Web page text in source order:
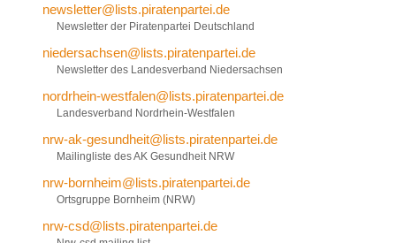
newsletter@lists.piratenpartei.de
Newsletter der Piratenpartei Deutschland
niedersachsen@lists.piratenpartei.de
Newsletter des Landesverband Niedersachsen
nordrhein-westfalen@lists.piratenpartei.de
Landesverband Nordrhein-Westfalen
nrw-ak-gesundheit@lists.piratenpartei.de
Mailingliste des AK Gesundheit NRW
nrw-bornheim@lists.piratenpartei.de
Ortsgruppe Bornheim (NRW)
nrw-csd@lists.piratenpartei.de